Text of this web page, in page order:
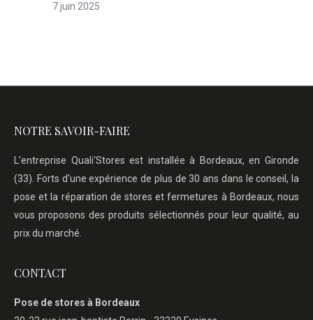
7 juin 2025
NOTRE SAVOIR-FAIRE
L'entreprise Quali'Stores est installée à Bordeaux, en Gironde
(33). Forts d'une expérience de plus de 30 ans dans le conseil, la
pose et la réparation de stores et fermetures à Bordeaux, nous
vous proposons des produits sélectionnés pour leur qualité, au
prix du marché.
CONTACT
Pose de stores à Bordeaux